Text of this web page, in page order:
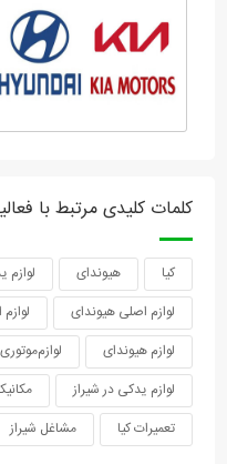
کلمات کلیدی مرتبط با
کیا هیوندای لوازم
لوازم اصلی هیوندای
لوازم هیوندای
لوازم‌موتوری
لوازم یدکی در شیراز
تعمیرات کیا
مشاغل شیراز